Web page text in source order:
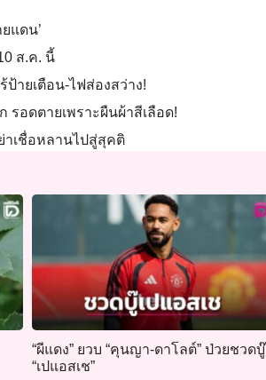
แดน’
ส.ค. นี้
ายเตือน-ไฟส่องสว่าง!
อดตายเพราะผืนผ้าสีเลือด!
าเชื่อหลานไปสู่สุคติ
“ผีแดง” ยวบ “คุนญา-ดาโลต์” ป่วยชวดบู๊
“เปแอสเช”